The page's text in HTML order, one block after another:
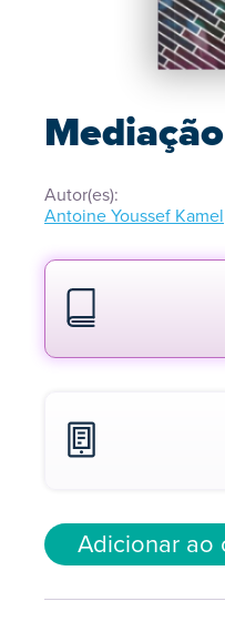
Autor(es):
Antoine Youssef Kamel
Adicionar ao